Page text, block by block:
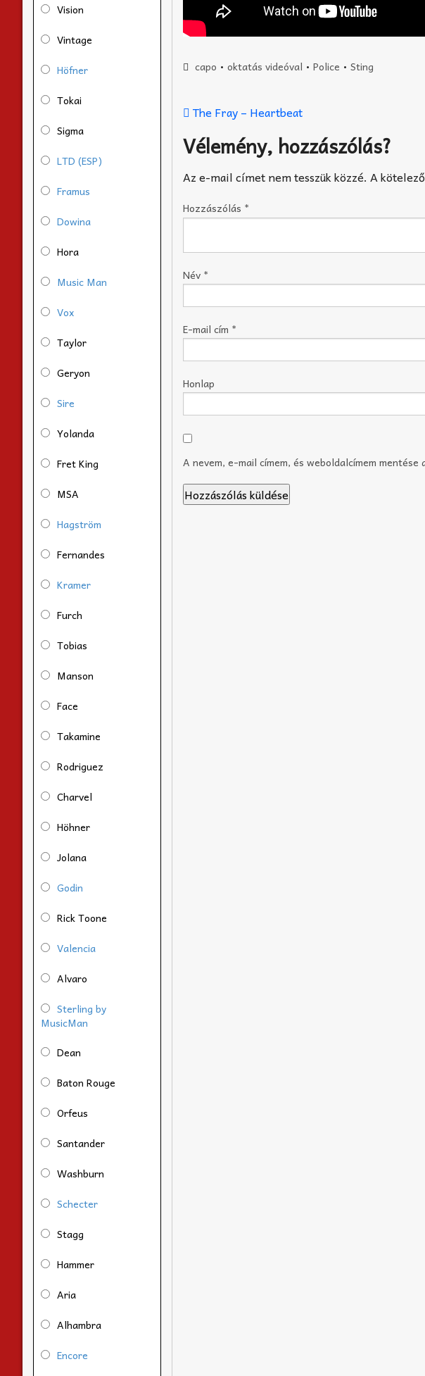
capo • oktatás videóval • Police • Sting
The Fray – Heartbeat
Vélemény, hozzászólás?
Az e-mail címet nem tesszük közzé. A
Hozzászólás *
Név *
E-mail cím *
Honlap
A nevem, e-mail címem, és weboldalcímem
Vision
Vintage
Höfner
Tokai
Sigma
LTD (ESP)
Framus
Dowina
Hora
Music Man
Vox
Taylor
Geryon
Sire
Yolanda
Fret King
MSA
Hagström
Fernandes
Kramer
Furch
Tobias
Manson
Face
Takamine
Rodriguez
Charvel
Höhner
Jolana
Godin
Rick Toone
Valencia
Alvaro
Sterling by
MusicMan
Dean
Baton Rouge
Orfeus
Santander
Washburn
Schecter
Stagg
Hammer
Aria
Alhambra
Encore